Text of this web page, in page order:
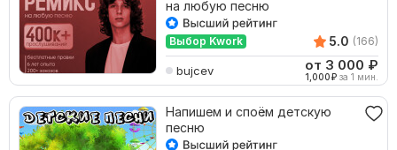
на любую песню
Выбор Kwork 5.0 (166)
bujcev от 3 000 ₽
1,000₽ за 1 мин.
Напишем и споём детскую
песню